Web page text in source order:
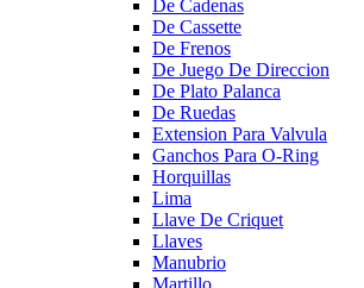
De Cadenas
De Cassette
De Frenos
De Juego De Direccion
De Plato Palanca
De Ruedas
Extension Para Valvula
Ganchos Para O-Ring
Horquillas
Lima
Llave De Criquet
Llaves
Manubrio
Martillo